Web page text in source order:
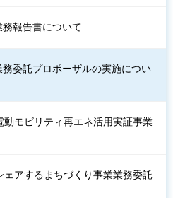
報告書について
委託プロポーザルの実施につい
モビリティ再エネ活用実証事業
アするまちづくり事業業務委託